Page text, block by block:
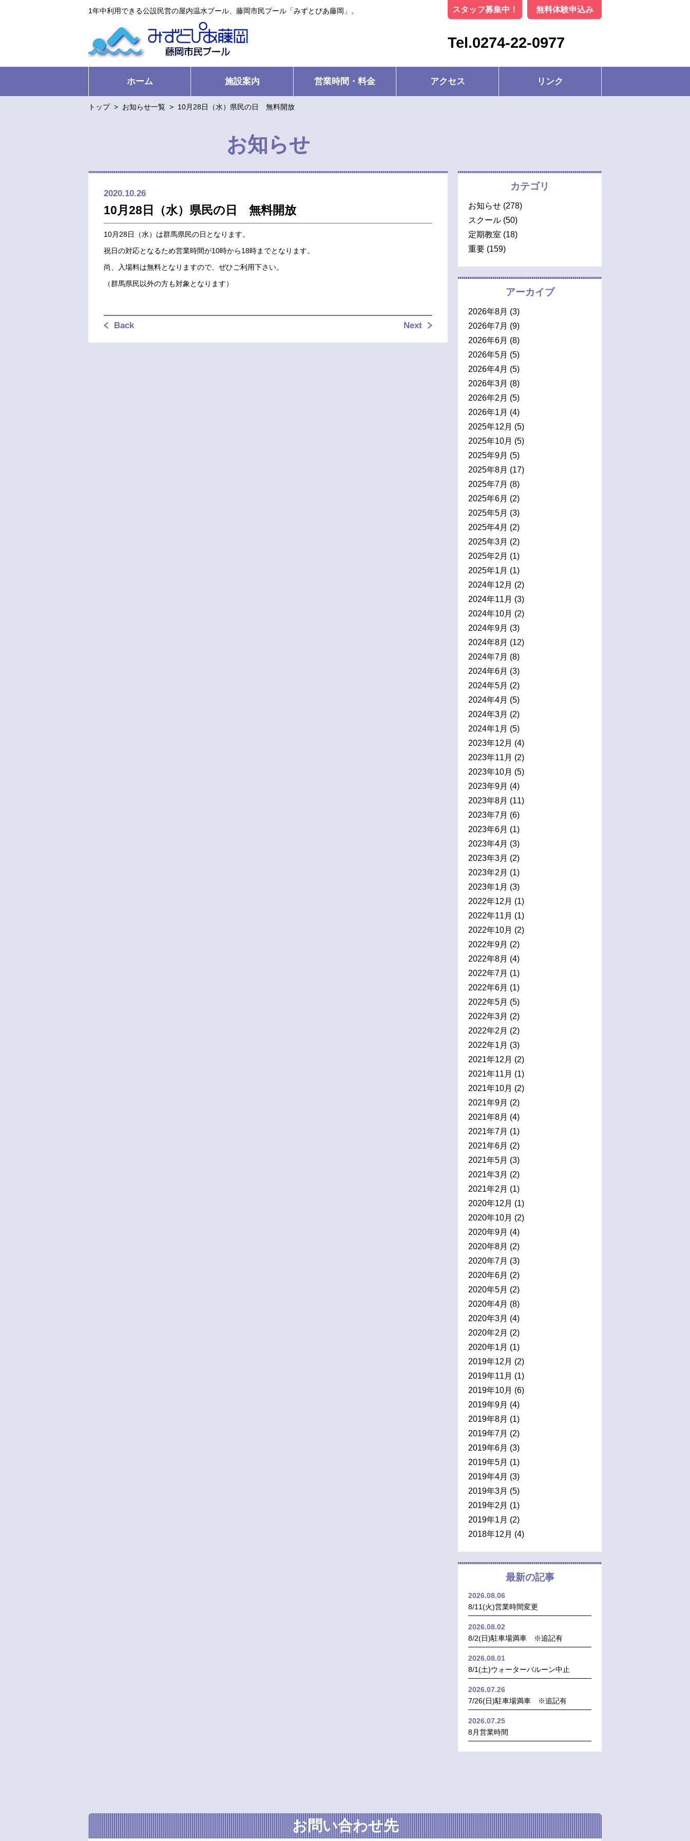
1年中利用できる公設民営の屋内温水プール、藤岡市民プール「みずとぴあ藤岡」。 スタッフ募集中！ 無料体験申込み
Tel.0274-22-0977
ホーム 施設案内 営業時間・料金 アクセス リンク
トップ > お知らせ一覧 > 10月28日（水）県民の日 無料開放
お知らせ
2020.10.26
10月28日（水）県民の日 無料開放
10月28日（水）は群馬県民の日となります。
祝日の対応となるため営業時間が10時から18時までとなります。
尚、入場料は無料となりますので、ぜひご利用下さい。
（群馬県民以外の方も対象となります）
Back Next
カテゴリ
お知らせ (278)
スクール (50)
定期教室 (18)
重要 (159)
アーカイブ
2026年8月 (3)
2026年7月 (9)
2026年6月 (8)
2026年5月 (5)
2026年4月 (5)
2026年3月 (8)
2026年2月 (5)
2026年1月 (4)
2025年12月 (5)
2025年10月 (5)
2025年9月 (5)
2025年8月 (17)
2025年7月 (8)
2025年6月 (2)
2025年5月 (3)
2025年4月 (2)
2025年3月 (2)
2025年2月 (1)
2025年1月 (1)
2024年12月 (2)
2024年11月 (3)
2024年10月 (2)
2024年9月 (3)
2024年8月 (12)
2024年7月 (8)
2024年6月 (3)
2024年5月 (2)
2024年4月 (5)
2024年3月 (2)
2024年1月 (5)
2023年12月 (4)
2023年11月 (2)
2023年10月 (5)
2023年9月 (4)
2023年8月 (11)
2023年7月 (6)
2023年6月 (1)
2023年4月 (3)
2023年3月 (2)
2023年2月 (1)
2023年1月 (3)
2022年12月 (1)
2022年11月 (1)
2022年10月 (2)
2022年9月 (2)
2022年8月 (4)
2022年7月 (1)
2022年6月 (1)
2022年5月 (5)
2022年3月 (2)
2022年2月 (2)
2022年1月 (3)
2021年12月 (2)
2021年11月 (1)
2021年10月 (2)
2021年9月 (2)
2021年8月 (4)
2021年7月 (1)
2021年6月 (2)
2021年5月 (3)
2021年3月 (2)
2021年2月 (1)
2020年12月 (1)
2020年10月 (2)
2020年9月 (4)
2020年8月 (2)
2020年7月 (3)
2020年6月 (2)
2020年5月 (2)
2020年4月 (8)
2020年3月 (4)
2020年2月 (2)
2020年1月 (1)
2019年12月 (2)
2019年11月 (1)
2019年10月 (6)
2019年9月 (4)
2019年8月 (1)
2019年7月 (2)
2019年6月 (3)
2019年5月 (1)
2019年4月 (3)
2019年3月 (5)
2019年2月 (1)
2019年1月 (2)
2018年12月 (4)
最新の記事
2026.08.06
8/11(火)営業時間変更
2026.08.02
8/2(日)駐車場満車 ※追記有
2026.08.01
8/1(土)ウォーターバルーン中止
2026.07.26
7/26(日)駐車場満車 ※追記有
2026.07.25
8月営業時間
お問い合わせ先